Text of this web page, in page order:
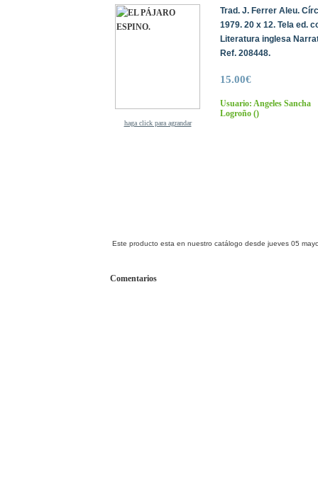
haga click para agrandar
Trad. J. Ferrer Aleu.
1979. 20 x 12. Tela ed.
Literatura inglesa
Ref. 208448.
15.00€
Usuario: Angeles Sancha
Logroño ()
Este producto esta en nuestro catálogo desde jueves 05